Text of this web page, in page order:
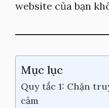
website của bạn
Mục lục
Quy tắc 1: Chặn
cảm